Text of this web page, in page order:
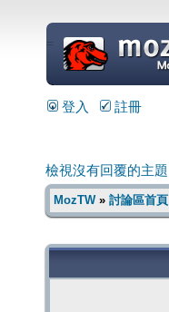
=
登入 註冊
檢視沒有回覆的主題
MozTW» 討論區首頁